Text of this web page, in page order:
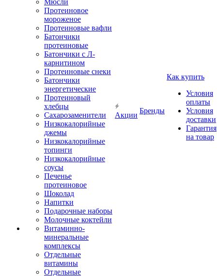
Мюсли
Протеиновое
мороженое
Протеиновые вафли
Батончики
протеиновые
Батончики с Л-
карнитином
Протеиновые снеки
Батончики
энергетические
Протеиновый
хлебцы
Сахарозаменители
Низкокалорийные
джемы
Низкокалорийные
топинги
Низкокалорийные
соусы
Печенье
протеиновое
Шоколад
Напитки
Подарочные наборы
Молочные коктейли
Витаминно-
минеральные
комплексы
Отдельные
витамины
Отдельные
Акции
Бренды
Как купить
Условия
оплаты
Условия
доставки
Гарантия
на товар